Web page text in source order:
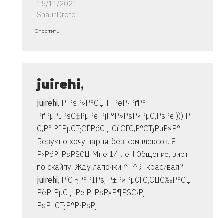
15/11/2021
ShaunDroto
Ответ
очень
от
Владимир
Ответить
juirehi,
juirehi, РіРѕР»Р°СЏ РїРёР·РґР°
РґРµРІРѕС‡РµРє РјР°Р»РѕР»РµС‚РѕРє ))) Р­
С‚Р° РІРµСЂСЃРёСЏ СѓСЃС‚Р°СЂРµР»Р°
Безумно хочу парня, без комплексов. Я
Р›РёРґРѕРЅСЏ Мне 14 лет! Общение, вирт
по скайпу. Жду лапочки ^_^ Я красивая?
juirehi, Р‘СЂР°РІРѕ, Р±Р»РµСЃС‚СЏС‰Р°СЏ
РёРґРµСЏ Рё РґРѕР»Р¶РЅС‹Рј
РѕР±СЂР°Р·РѕРј